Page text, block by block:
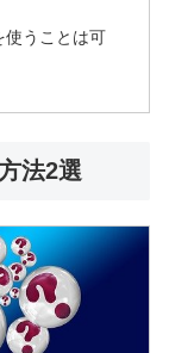
使うことは可
法2選